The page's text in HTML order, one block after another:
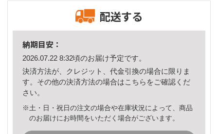
配送する
納期目安：
2026.07.22 8:32頃のお届け予定です。
決済方法が、クレジット、代金引換の場合に限りま
す。その他の決済方法の場合はこちら をご確認くだ
さい。
※土・日・祝日の注文の場合や在庫状況によって、商品
のお届けにお時間をいただく場合がございます。